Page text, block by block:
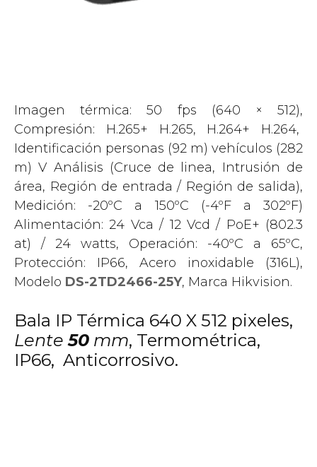
Imagen térmica: 50 fps (640 × 512),
Compresión: H.265+ H.265, H.264+ H.264,
Identificación personas (92 m) vehículos (282
m) V Análisis (Cruce de linea, Intrusión de
área, Región de entrada / Región de salida),
Medición: -20ºC a 150ºC (-4ºF a 302ºF)
Alimentación: 24 Vca / 12 Vcd / PoE+ (802.3
at) / 24 watts, Operación: -40ºC a 65ºC,
Protección: IP66, Acero inoxidable (316L),
Modelo DS-2TD2466-25Y, Marca Hikvision.
Bala IP Térmica 640 X 512 pixeles,
Lente50 mm, Termométrica,
IP66, Anticorrosivo.